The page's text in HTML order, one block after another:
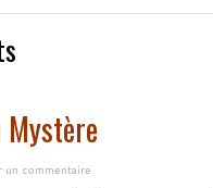
Mystère
un commentaire